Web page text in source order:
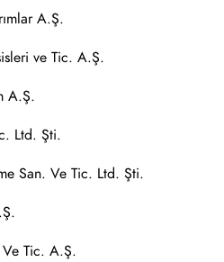
A.Ş.
ve Tic. A.Ş.
A.Ş.
Ltd. Şti.
San. Ve Tic. Ltd. Şti.
Ve Tic. A.Ş.